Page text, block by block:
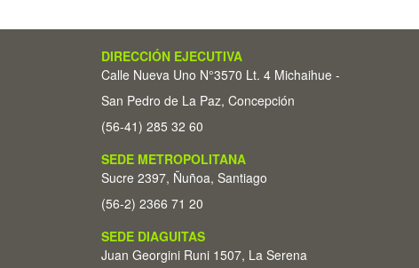
DIRECCIÓN EJECUTIVA
Calle Nueva Uno N°3570 Lt. 4 Michaihue -
San Pedro de La Paz, Concepción
(56-41) 285 32 60
SEDE METROPOLITANA
Sucre 2397, Ñuñoa, Santiago
(56-2) 2366 71 20
SEDE DIAGUITAS
Juan Georgini Runi 1507, La Serena